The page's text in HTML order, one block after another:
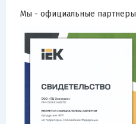
Мы - официальные партнеры